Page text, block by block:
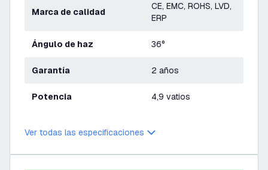
Marca de calidad
CE, EMC, ROHS, LVD,
ERP
Ángulo de haz 36°
Garantía 2 años
Potencia 4,9 vatios
Ver todas las especificaciones